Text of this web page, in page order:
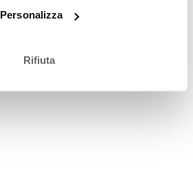
Personalizza
Rifiuta